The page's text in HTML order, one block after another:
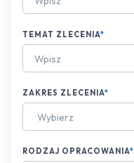
TEMAT ZLECENIA*
ZAKRES ZLECENIA*
Wybierz
RODZAJ OPRACOWANIA*